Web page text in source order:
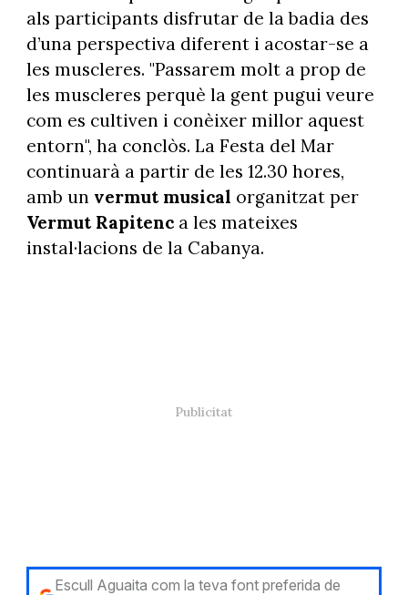
als participants disfrutar de la badia des
d’una perspectiva diferent i acostar-se a
les muscleres. "Passarem molt a prop de
les muscleres perquè la gent pugui veure
com es cultiven i conèixer millor aquest
entorn", ha conclòs. La Festa del Mar
continuarà a partir de les 12.30 hores,
amb un vermut musical organitzat per
Vermut Rapitenca les mateixes
instal·lacions de la Cabanya.
Escull Aguaita com la teva font preferida de